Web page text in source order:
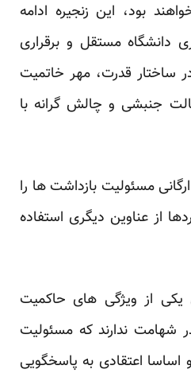
بود، این زنجیره ادامه
دانشگاه مستقل و برقراری
ساختار قدرت، مهر خاتمیت
جنبشی و چالش گرانه با
مسئولیت بازداشت ها را
از عناوین دیگری استفاده
یکی از ویژگی های حاکمیت
شهامت ندارند که مسئولیت
اساسا اعتقادی به پاسخگویی